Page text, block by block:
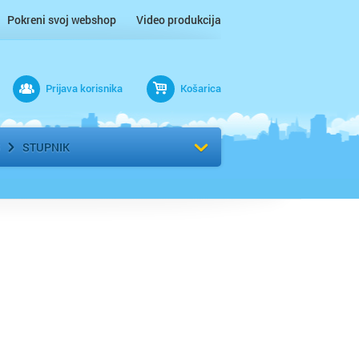
Pokreni svoj webshop Video produkcija
Prijava korisnika Košarica
STUPNIK